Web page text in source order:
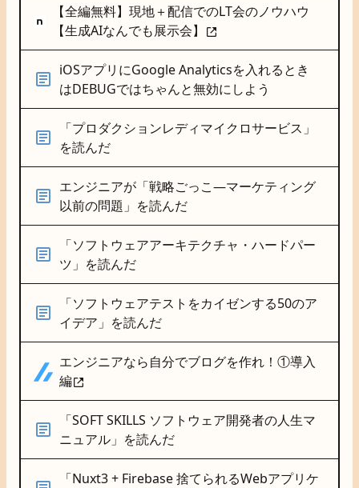
【全編無料】現地＋配信でのLT会のノウハウ
【生成AIなんでも展示会】
iOSアプリにGoogle Analyticsを入れるとき
はDEBUGではちゃんと無効にしよう
「プロダクションレディマイクロサービス」
を読んだ
エンジニアが「戦略ごっこ―マーケティング
以前の問題」を読んだ
「ソフトウェアアーキテクチャ・ハードパー
ツ」を読んだ
「ソフトウェアテストをカイゼンする50のア
イデア」を読んだ
エンジニアなら自分でブログを作れ！①導入
編
「SOFT SKILLS ソフトウェア開発者の人生マ
ニュアル」を読んだ
「Nuxt3 + Firebase 捨てられるWebアプリケ